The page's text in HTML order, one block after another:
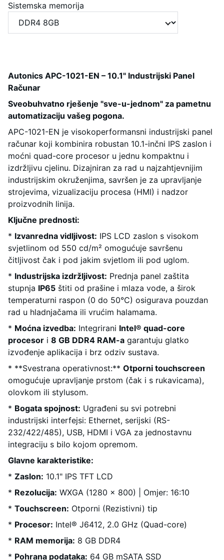
Sistemska memorija
Autonics APC-1021-EN – 10.1" Industrijski Panel
Računar
Sveobuhvatno rješenje "sve-u-jednom" za pametnu
automatizaciju vašeg pogona.
APC-1021-EN je visokoperformansni industrijski panel
računar koji kombinira robustan 10.1-inčni IPS zaslon i
moćni quad-core procesor u jednu kompaktnu i
izdržljivu cjelinu. Dizajniran za rad u najzahtjevnijim
industrijskim okruženjima, savršen je za upravljanje
strojevima, vizualizaciju procesa (HMI) i nadzor
proizvodnih linija.
Ključne prednosti:
* Izvanredna vidljivost: IPS LCD zaslon s visokom
svjetlinom od 550 cd/m² omogućuje savršenu
čitljivost čak i pod jakim svjetlom ili pod uglom.
* Industrijska izdržljivost: Prednja panel zaštita
stupnja IP65 štiti od prašine i mlaza vode, a širok
temperaturni raspon (0 do 50°C) osigurava pouzdan
rad u hladnjačama ili vrućim halamama.
* Moćna izvedba: Integrirani Intel® quad-core
procesor i 8 GB DDR4 RAM-a garantuju glatko
izvođenje aplikacija i brz odziv sustava.
* **Svestrana operativnost:** Otporni touchscreen
omogućuje upravljanje prstom (čak i s rukavicama),
olovkom ili stylusom.
* Bogata spojnost: Ugrađeni su svi potrebni
industrijski interfejsi: Ethernet, serijski (RS-
232/422/485), USB, HDMI i VGA za jednostavnu
integraciju s bilo kojom opremom.
Glavne karakteristike:
* Zaslon: 10.1" IPS TFT LCD
* Rezolucija: WXGA (1280 x 800) | Omjer: 16:10
* Touchscreen: Otporni (Rezistivni) tip
* Procesor: Intel® J6412, 2.0 GHz (Quad-core)
* RAM memorija: 8 GB DDR4
* Pohrana podataka: 64 GB mSATA SSD